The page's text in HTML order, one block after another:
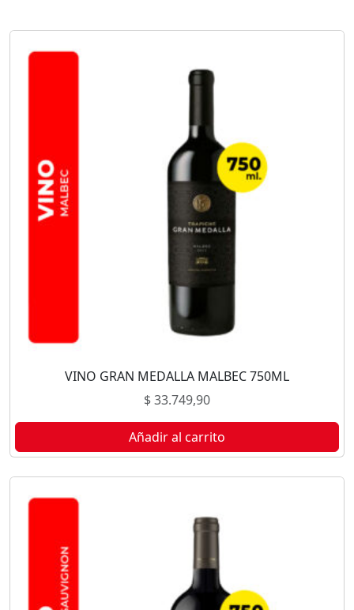
VINO GRAN MEDALLA MALBEC 750ML
$33.749,90
Añadir al carrito